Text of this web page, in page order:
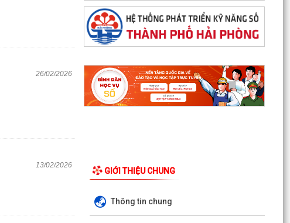
26/02/2026
13/02/2026
GIỚI THIỆU CHUNG
Thông tin chung